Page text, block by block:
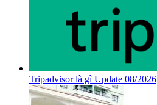
Tripadvisor là gì Update 08/2026